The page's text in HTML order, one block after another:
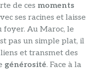
de ces moments
ses racines et laisse
Au Maroc, le
pas un simple plat, il
et transmet des
générosité. Face à la